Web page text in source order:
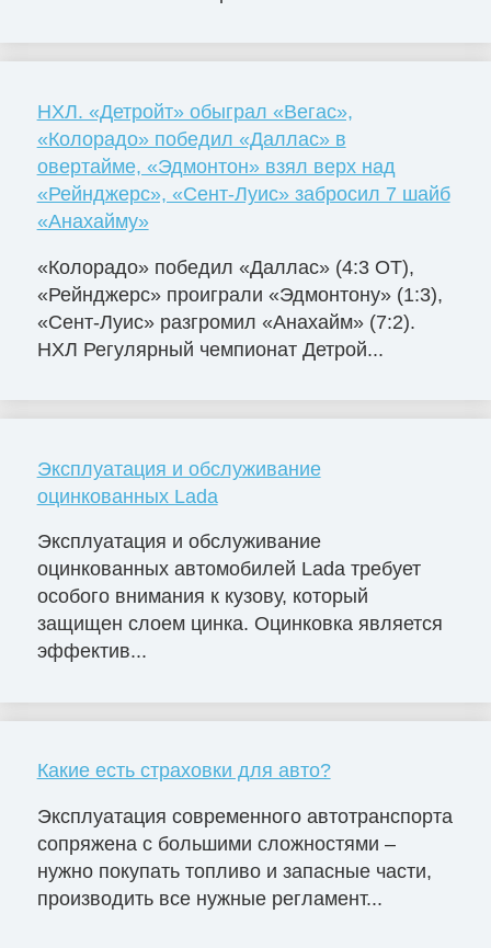
НХЛ. «Детройт» обыграл «Вегас»,
«Колорадо» победил «Даллас» в
овертайме, «Эдмонтон» взял верх над
«Рейнджерс», «Сент-Луис» забросил 7 шайб
«Анахайму»
«Колорадо» победил «Даллас» (4:3 ОТ),
«Рейнджерс» проиграли «Эдмонтону» (1:3),
«Сент-Луис» разгромил «Анахайм» (7:2).
НХЛ Регулярный чемпионат Детрой...
Эксплуатация и обслуживание
оцинкованных Lada
Эксплуатация и обслуживание
оцинкованных автомобилей Lada требует
особого внимания к кузову, который
защищен слоем цинка. Оцинковка является
эффектив...
Какие есть страховки для авто?
Эксплуатация современного автотранспорта
сопряжена с большими сложностями –
нужно покупать топливо и запасные части,
производить все нужные регламент...